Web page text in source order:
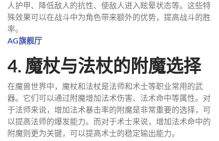
人护甲、降低敌人的抗性、使敌人进入眩晕状态等。这些特
殊效果可以在战斗中为角色带来额外的优势，提高战斗的胜
率。
AG旗舰厅
4. 魔杖与法杖的附魔选择
在魔兽世界中，魔杖和法杖是法师和术士等职业常用的武
器。它们可以通过附魔增加法术伤害、法术命中等属性。对
于法师来说，增加法术暴击率的附魔是非常重要的选择，可
以提高法师的爆发能力。而对于术士来说，增加法术命中的
附魔则更为关键，可以提高术士的稳定输出能力。